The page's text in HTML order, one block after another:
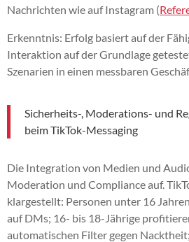
Nachrichten wie auf Instagram (
Erkenntnis: Erfolg basiert auf der
Interaktion auf der Grundlage
Szenarien in einen messbaren
Sicherheits-, Moderations- und
beim TikTok-Messaging
Die Integration von Medien und
Moderation und Compliance auf.
klargestellt: Personen unter 16
auf DMs; 16- bis 18-Jährige
automatischen Filter gegen